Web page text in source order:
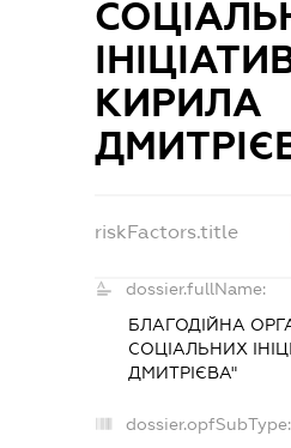
КИРИЛА
riskFactors.title
dossier.fullName:
БЛАГОДІЙНА
СОЦІАЛЬНИХ
ДМИТРІЄВА"
dossier.opfSubType: